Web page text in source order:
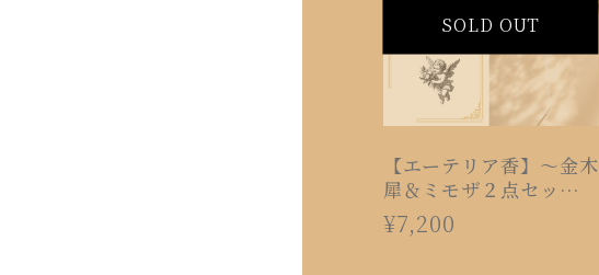
SOLD OUT
【エーテリア香】〜金木
犀＆ミモザ２点セット〜
エンジェルインセンス・
¥7,200